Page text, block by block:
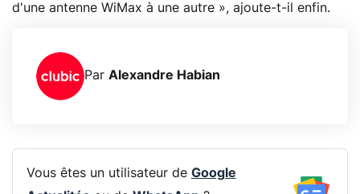
d'une antenne WiMax à une autre », ajoute-t-il enfin.
Par Alexandre Habian
Vous êtes un utilisateur de Google